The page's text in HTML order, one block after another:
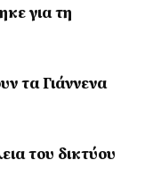
για τη
τα Γιάννενα
του δικτύου